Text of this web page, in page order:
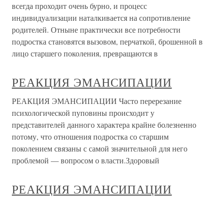
всегда проходит очень бурно, и процесс
индивидуализации наталкивается на сопротивление
родителей. Отныне практически все потребности
подростка становятся вызовом, перчаткой, брошенной в
лицо старшего поколения, превращаются в
РЕАКЦИЯ ЭМАНСИПАЦИИ
РЕАКЦИЯ ЭМАНСИПАЦИИ Часто перерезание
психологической пуповины происходит у
представителей данного характера крайне болезненно
потому, что отношения подростка со старшим
поколением связаны с самой значительной для него
проблемой — вопросом о власти.Здоровый
РЕАКЦИЯ ЭМАНСИПАЦИИ